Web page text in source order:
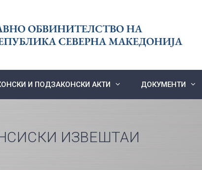
И ПОДЗАКОНСКИ АКТИ ДОКУМЕНТИ
ИЗВЕШТАИ